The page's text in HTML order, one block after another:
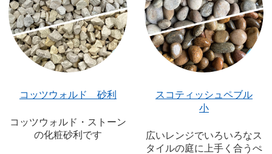
コッツウォルド 砂利
コッツウォルド・ストーン
の化粧砂利です
スコティッシュペブル
小
広いレンジでいろいろなス
タイルの庭に上手く合うぺ